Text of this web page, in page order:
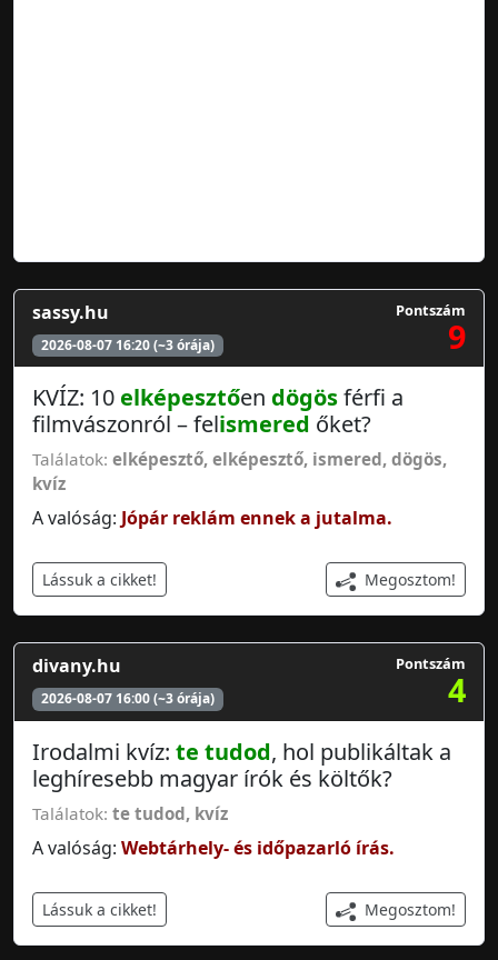
sassy.hu
2026-08-07 16:20 (~3 órája)
Pontszám
9
KVÍZ: 10 elképesztően dögösférfi a
filmvászonról – felismered őket?
Találatok: elképesztő, elképesztő, ismered, dögös,
kvíz
A valóság: Jópár reklám ennek a jutalma.
Lássuk a cikket! Megosztom!
divany.hu
2026-08-07 16:00 (~3 órája)
Pontszám
4
Irodalmi kvíz: te tudod, hol publikáltak a
leghíresebb magyar írók és költők?
Találatok: te tudod, kvíz
A valóság: Webtárhely- és időpazarló írás.
Lássuk a cikket! Megosztom!